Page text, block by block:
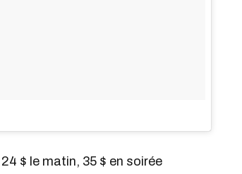
$ le matin, 35 $ en soirée